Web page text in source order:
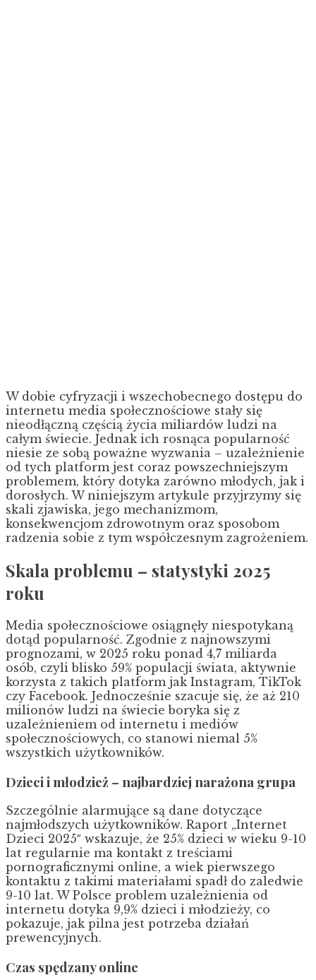
W dobie cyfryzacji i wszechobecnego dostępu do
internetu media społecznościowe stały się
nieodłączną częścią życia miliardów ludzi na
całym świecie. Jednak ich rosnąca popularność
niesie ze sobą poważne wyzwania – uzależnienie
od tych platform jest coraz powszechniejszym
problemem, który dotyka zarówno młodych, jak i
dorosłych. W niniejszym artykule przyjrzymy się
skali zjawiska, jego mechanizmom,
konsekwencjom zdrowotnym oraz sposobom
radzenia sobie z tym współczesnym zagrożeniem.
Skala problemu – statystyki 2025
roku
Media społecznościowe osiągnęły niespotykaną
dotąd popularność. Zgodnie z najnowszymi
prognozami, w 2025 roku ponad 4,7 miliarda
osób, czyli blisko 59% populacji świata, aktywnie
korzysta z takich platform jak Instagram, TikTok
czy Facebook. Jednocześnie szacuje się, że aż 210
milionów ludzi na świecie boryka się z
uzależnieniem od internetu i mediów
społecznościowych, co stanowi niemal 5%
wszystkich użytkowników.
Dzieci i młodzież – najbardziej narażona grupa
Szczególnie alarmujące są dane dotyczące
najmłodszych użytkowników. Raport „Internet
Dzieci 2025″ wskazuje, że 25% dzieci w wieku 9-10
lat regularnie ma kontakt z treściami
pornograficznymi online, a wiek pierwszego
kontaktu z takimi materiałami spadł do zaledwie
9-10 lat. W Polsce problem uzależnienia od
internetu dotyka 9,9% dzieci i młodzieży, co
pokazuje, jak pilna jest potrzeba działań
prewencyjnych.
Czas spędzany online